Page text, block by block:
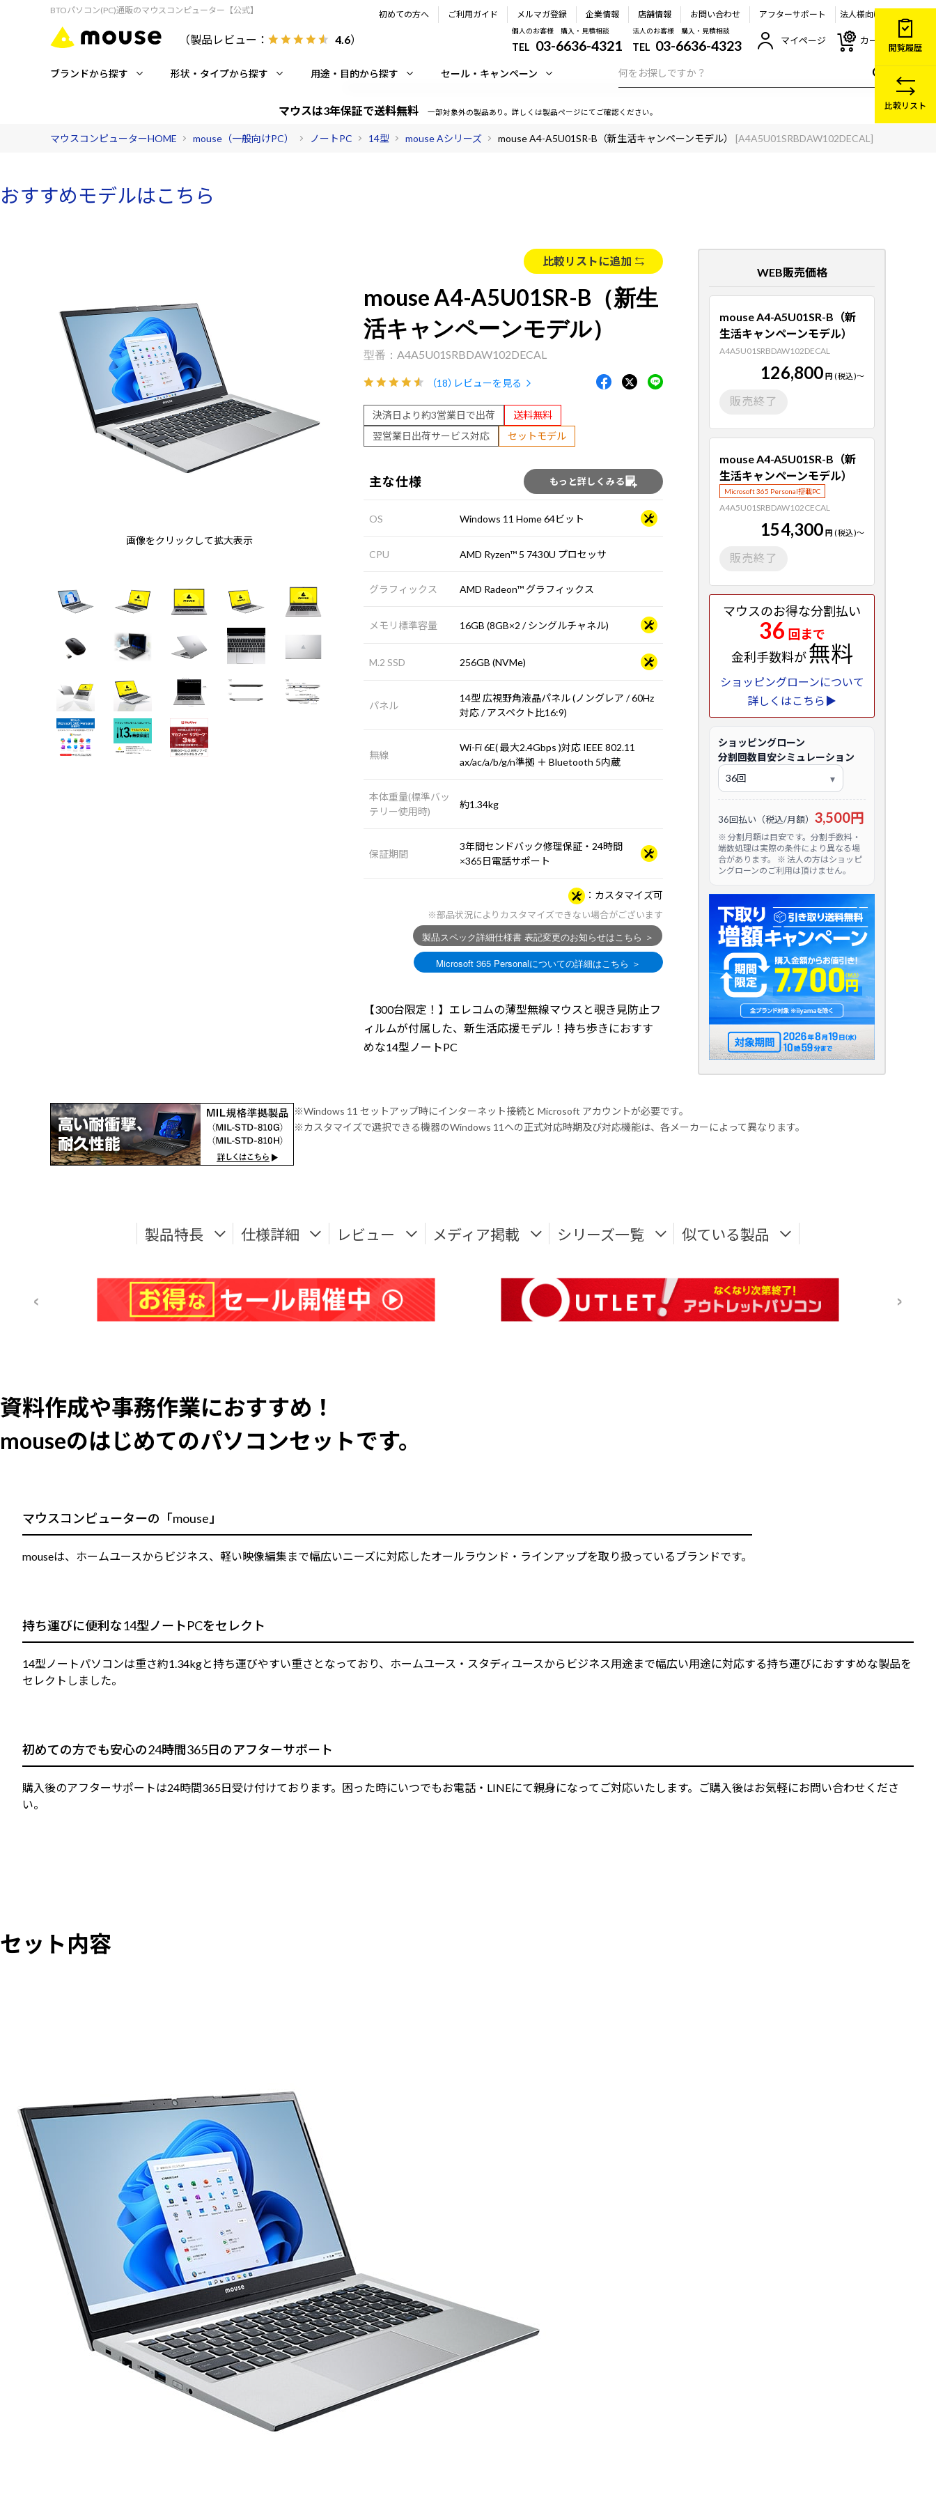
BTOパソコン(PC)通販のマウスコンピューター【公式】
（製品レビュー： 4.6）
初めての方へ ご利用ガイド メルマガ登録 企業情報 店舗情報 お問い合わせ アフターサポート 法人様向け
個人のお客様 購入・見積相談
TEL 03-6636-4321
法人のお客様 購入・見積相談
TEL 03-6636-4323 マイページ カート
ブランドから探す 形状・タイプから探す 用途・目的から探す セール・キャンペーン
マウスは3年保証で送料無料 一部対象外の製品あり。詳しくは製品ページにてご確認ください。
マウスコンピューターHOME mouse（一般向けPC） ノートPC 14型 mouse Aシリーズ mouse A4-A5U01SR-B（新生活キャンペーンモデル） [A4A5U01SRBDAW102DECAL]
おすすめモデルはこちら
画像をクリックして拡大表示
比較リストに追加
mouse A4-A5U01SR-B（新生
活キャンペーンモデル）
A4A5U01SRBDAW102DECAL
（18）レビューを見る
決済日より約3営業日で出荷
送料無料
翌営業日出荷サービス対応
セットモデル
主な仕様 もっと詳しくみる
OS Windows 11 Home 64ビット
CPU AMD Ryzen™ 5 7430U プロセッサ
グラフィックス AMD Radeon™ グラフィックス
メモリ標準容量 16GB (8GB×2 / シングルチャネル)
M.2 SSD 256GB (NVMe)
パネル
14型 広視野角液晶パネル (ノングレア / 60Hz
対応 / アスペクト比16:9)
無線
Wi-Fi 6E( 最大2.4Gbps )対応 IEEE 802.11
ax/ac/a/b/g/n準拠 ＋ Bluetooth 5内蔵
本体重量(標準バッ
テリー使用時)
約1.34kg
保証期間
3年間センドバック修理保証・24時間
×365日電話サポート
カスタマイズ可
※部品状況によりカスタマイズできない場合がございます
【300台限定！】エレコムの薄型無線マウスと覗き見防止フ
ィルムが付属した、新生活応援モデル！持ち歩きにおすす
めな14型ノートPC
WEB販売価格
mouse A4-A5U01SR-B（新
生活キャンペーンモデル）
A4A5U01SRBDAW102DECAL
126,800 円 (税込)～
販売終了
mouse A4-A5U01SR-B（新
生活キャンペーンモデル）
Microsoft 365 Personal搭載PC
A4A5U01SRBDAW102CECAL
154,300 円 (税込)～
販売終了
マウスのお得な分割払い
36 回まで
金利手数料が無料
ショッピングローンについて
詳しくはこちら▶
ショッピングローン
分割回数目安シミュレーション
36回払い（税込/月額） 3,500円
※ 分割月額は目安です。分割手数料・
端数処理は実際の条件により異なる場
合があります。 ※ 法人の方はショッピ
ングローンのご利用は頂けません。
※Windows 11 セットアップ時にインターネット接続と Microsoft アカウントが必要です。
※カスタマイズで選択できる機器のWindows 11への正式対応時期及び対応機能は、各メーカーによって異なります。
製品特長 仕様詳細 レビュー メディア掲載 シリーズ一覧 似ている製品
資料作成や事務作業におすすめ！
mouseのはじめてのパソコンセットです。
マウスコンピューターの「mouse」
mouseは、ホームユースからビジネス、軽い映像編集まで幅広いニーズに対応したオールラウンド・ラインアップを取り扱っているブランドです。
持ち運びに便利な14型ノートPCをセレクト
14型ノートパソコンは重さ約1.34kgと持ち運びやすい重さとなっており、ホームユース・スタディユースからビジネス用途まで幅広い用途に対応する持ち運びにおすすめな製品を
セレクトしました。
初めての方でも安心の24時間365日のアフターサポート
購入後のアフターサポートは24時間365日受け付けております。困った時にいつでもお電話・LINEにて親身になってご対応いたします。ご購入後はお気軽にお問い合わせくださ
い。
セット内容
閲覧履歴
比較リスト